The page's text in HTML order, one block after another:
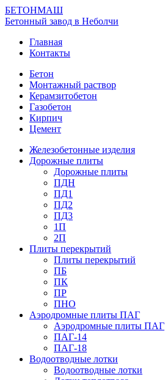
БЕТОНМАШ
Бетонный завод в Неболчи
Главная
Контакты
Бетон
Монтажный раствор
Керамзитобетон
Газобетон
Кирпич
Цемент
Железобетонные изделия
Дорожные плиты
Дорожные плиты
ПДН
ПД1
ПД2
ПД3
1П
2П
Плиты перекрытий
Плиты перекрытий
ПБ
ПК
ПР
ПНО
Аэродромные плиты ПАГ
Аэродромные плиты ПАГ
ПАГ-14
ПАГ-18
Водоотводные лотки
Водоотводные лотки